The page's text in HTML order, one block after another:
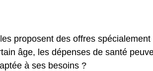
proposent des offres
âge, les dépenses de santé
à ses besoins ?